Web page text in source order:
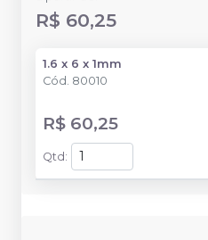
R$ 60,25
1.6 x 6 x 1mm
Cód. 80010
R$ 60,25
Qtd :